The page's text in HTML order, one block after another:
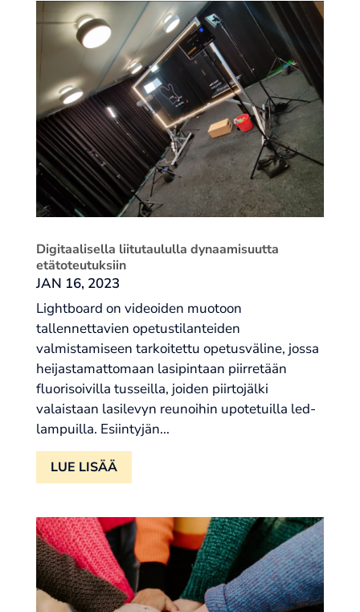
Digitaalisella liitutaululla dynaamisuutta
etätoteutuksiin
JAN 16, 2023
Lightboard on videoiden muotoon
tallennettavien opetustilanteiden
valmistamiseen tarkoitettu opetusväline, jossa
heijastamattomaan lasipintaan piirretään
fluorisoivilla tusseilla, joiden piirtojälki
valaistaan lasilevyn reunoihin upotetuilla led-
lampuilla. Esiintyjän...
LUE LISÄÄ